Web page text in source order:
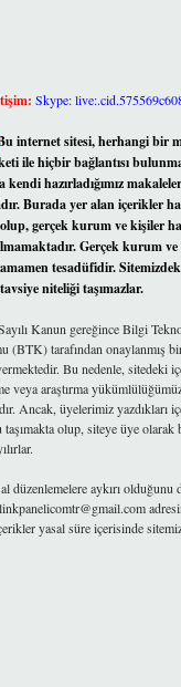
Skype:
internet sitesi, herhangi bir
ile hiçbir bağlantısı
kendi hazırladığımız makaleler
Burada yer alan içerikler
gerçek kurum ve kişiler
Gerçek kurum
tesadüfidir.
niteliği taşımazlar.
Kanun gereğince Bilgi
(BTK) tarafından onaylanmış
Bu nedenle, sitedeki
veya araştırma
Ancak, üyelerimiz yazdıkları
olup, siteye üye olarak
düzenlemelere aykırı olduğunu
yasal süre içerisinde